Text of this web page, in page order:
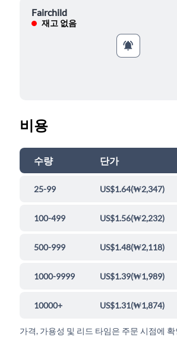
Fairchild
재고 없음
비용
수량 단가
25-99 US$1.64(₩2,347)
100-499 US$1.56(₩2,232)
500-999 US$1.48(₩2,118)
1000-9999 US$1.39(₩1,989)
10000+ US$1.31(₩1,874)
가격, 가용성 및 리드 타임은 주문 시점에